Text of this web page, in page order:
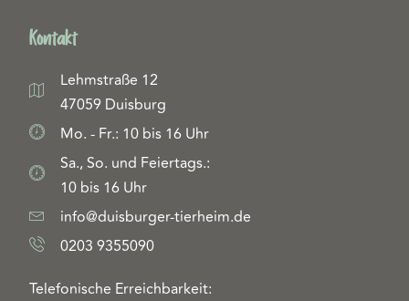
Kontakt
Lehmstraße 12
47059 Duisburg
Mo. - Fr.: 10 bis 16 Uhr
Sa., So. und Feiertags.:
10 bis 16 Uhr
info@duisburger-tierheim.de
0203 9355090
Telefonische Erreichbarkeit: